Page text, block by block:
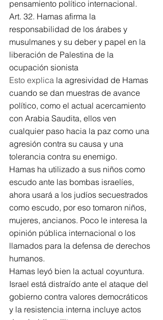
pensamiento político internacional.
Art. 32. Hamas afirma la
responsabilidad de los árabes y
musulmanes y su deber y papel en la
liberación de Palestina de la
ocupación sionista
Esto explica la agresividad de Hamas
cuando se dan muestras de avance
político, como el actual acercamiento
con Arabia Saudita, ellos ven
cualquier paso hacia la paz como una
agresión contra su causa y una
tolerancia contra su enemigo.
Hamas ha utilizado a sus niños como
escudo ante las bombas israelíes,
ahora usará a los judíos secuestrados
como escudo, por eso tomaron niños,
mujeres, ancianos. Poco le interesa la
opinión pública internacional o los
llamados para la defensa de derechos
humanos.
Hamas leyó bien la actual coyuntura.
Israel está distraído ante el ataque del
gobierno contra valores democráticos
y la resistencia interna incluye actos